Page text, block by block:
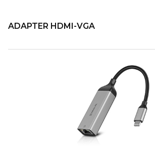
ADAPTER HDMI-VGA